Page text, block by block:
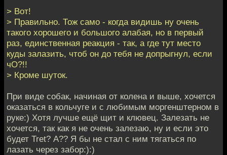
> Вот!
> Правильно. Тож само - когда видишь ну очень
такого хорошего и большого алабая, но в первый
раз, единственная реакция - так, а где тут место
куды залазить, чтоб он до тебя не допрыгнул, если
чО?!!
> Кроме шуток.
При виде собак, начиная от колена и выше, хочется
оказаться в кольчуге и с любимым моргенштерном в
руке:) Хотя лучше ещё щит и клювец. Залезать не
хочется, так как я не очень залезаю, ну и если это
будет Tret? А?? Я бы не стал с ним тягаться по
лазать через забор:):)